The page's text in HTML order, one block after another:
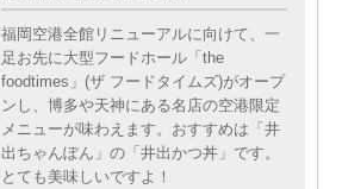
福岡空港全館リニューアルに向けて、一
足お先に大型フードホール「the
foodtimes」(ザ フードタイムズ)がオープ
ンし、博多や天神にある名店の空港限定
メニューが味わえます。おすすめは「井
出ちゃんぽん」の「井出かつ丼」です。
とても美味しいですよ！